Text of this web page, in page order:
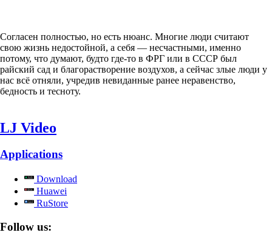
Согласен полностью, но есть нюанс. Многие люди считают
свою жизнь недостойной, а себя — несчастными, именно
потому, что думают, будто где-то в ФРГ или в СССР был
райский сад и благорастворение воздухов, а сейчас злые люди у
нас всё отняли, учредив невиданные ранее неравенство,
бедность и тесноту.
LJ Video
Applications
Download
Huawei
RuStore
Follow us: